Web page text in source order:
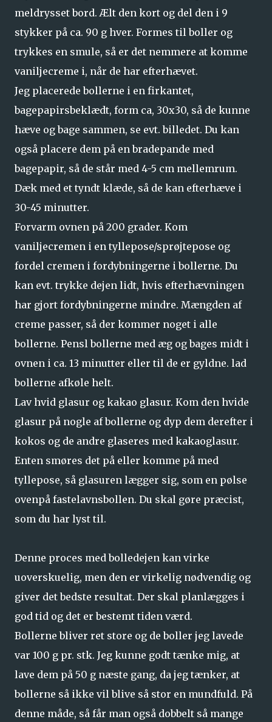
meldrysset bord. Ælt den kort og del den i 9
stykker på ca. 90 g hver. Formes til boller og
trykkes en smule, så er det nemmere at komme
vaniljecreme i, når de har efterhævet.
Jeg placerede bollerne i en firkantet,
bagepapirsbeklædt, form ca, 30x30, så de kunne
hæve og bage sammen, se evt. billedet. Du kan
også placere dem på en bradepande med
bagepapir, så de står med 4-5 cm mellemrum.
Dæk med et tyndt klæde, så de kan efterhæve i
30-45 minutter.
Forvarm ovnen på 200 grader. Kom
vaniljecremen i en tyllepose/sprøjtepose og
fordel cremen i fordybningerne i bollerne. Du
kan evt. trykke dejen lidt, hvis efterhævningen
har gjort fordybningerne mindre. Mængden af
creme passer, så der kommer noget i alle
bollerne. Pensl bollerne med æg og bages midt i
ovnen i ca. 13 minutter eller til de er gyldne. lad
bollerne afkøle helt.
Lav hvid glasur og kakao glasur. Kom den hvide
glasur på nogle af bollerne og dyp dem derefter i
kokos og de andre glaseres med kakaoglasur.
Enten smøres det på eller komme på med
tyllepose, så glasuren lægger sig, som en pølse
ovenpå fastelavnsbollen. Du skal gøre præcist,
som du har lyst til.
Denne proces med bolledejen kan virke
uoverskuelig, men den er virkelig nødvendig og
giver det bedste resultat. Der skal planlægges i
god tid og det er bestemt tiden værd.
Bollerne bliver ret store og de boller jeg lavede
var 100 g pr. stk. Jeg kunne godt tænke mig, at
lave dem på 50 g næste gang, da jeg tænker, at
bollerne så ikke vil blive så stor en mundfuld. På
denne måde, så får man også dobbelt så mange